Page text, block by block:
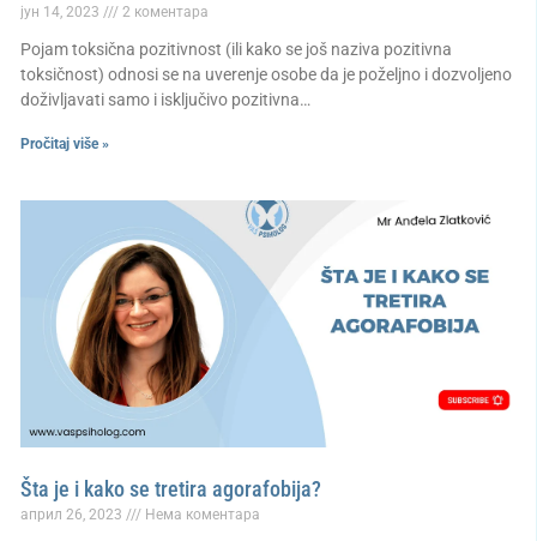
јун 14, 2023 2 коментара
Pojam toksična pozitivnost (ili kako se još naziva pozitivna
toksičnost) odnosi se na uverenje osobe da je poželjno i dozvoljeno
doživljavati samo i isključivo pozitivna…
Pročitaj više »
Šta je i kako se tretira agorafobija?
април 26, 2023 Нема коментара